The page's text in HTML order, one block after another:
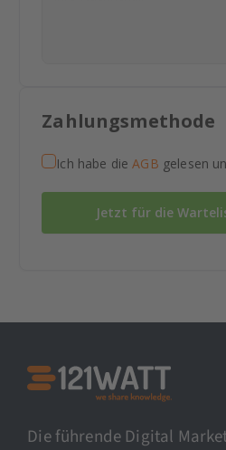
Zahlungsmethode
Ich habe dieAGB gelesen
Jetzt für die
Die führende Digital